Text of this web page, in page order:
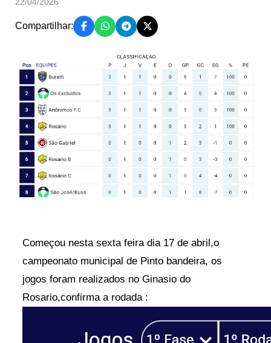
Compartilhar:
Começou nesta sexta feira dia 17 de abril,o
campeonato municipal de Pinto bandeira, os
jogos foram realizados no Ginasio do
Rosario,confirma a rodada :